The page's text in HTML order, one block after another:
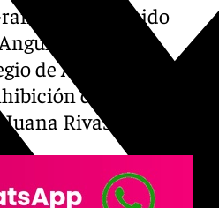
ha recibido
por las
de Abogados de
del Juzgado
Rivas.